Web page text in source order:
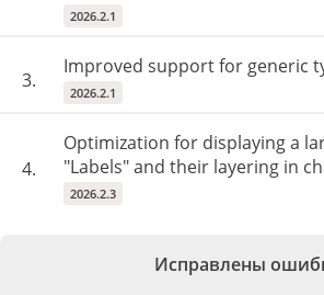
2026.2.1
3.
Improved support for generic
2026.2.1
4.
Optimization for displaying a
"Labels" and their layering in
2026.2.3
Исправлены